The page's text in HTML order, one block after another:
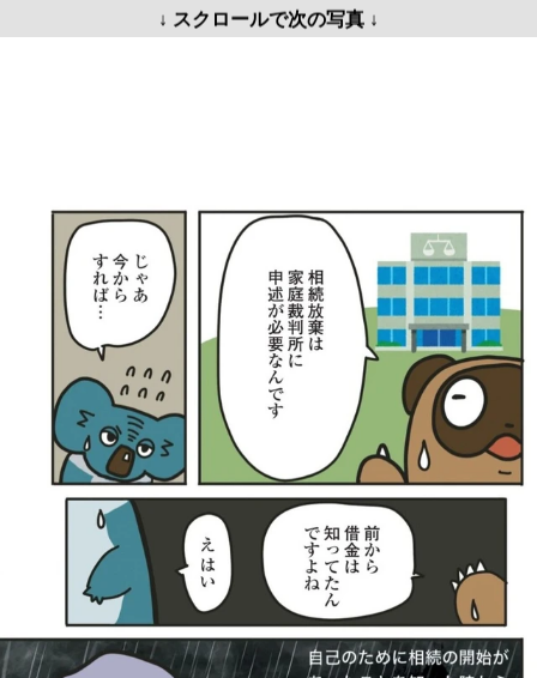
↓ スクロールで次の写真 ↓